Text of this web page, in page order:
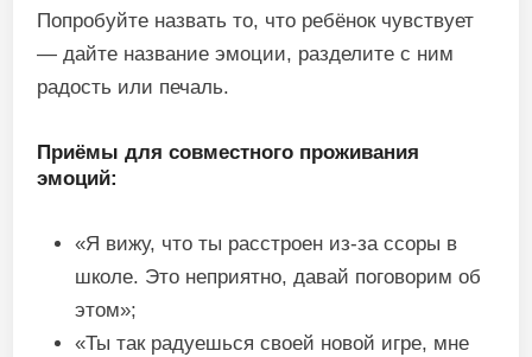
Попробуйте назвать то, что ребёнок чувствует
— дайте название эмоции, разделите с ним
радость или печаль.
Приёмы для совместного проживания
эмоций:
«Я вижу, что ты расстроен из-за ссоры в
школе. Это неприятно, давай поговорим об
этом»;
«Ты так радуешься своей новой игре, мне